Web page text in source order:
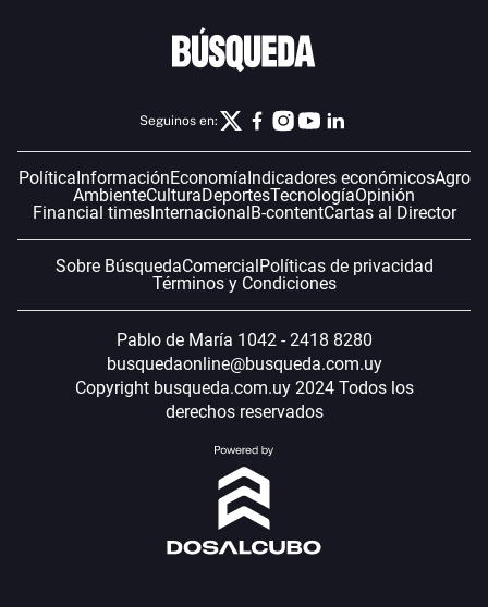
Seguinos en:
PolíticaInformaciónEconomíaIndicadores económicosAgro
AmbienteCulturaDeportesTecnologíaOpinión
Financial timesInternacionalB-contentCartas al Director
Sobre BúsquedaComercialPolíticas de privacidad
Términos y Condiciones
Pablo de María 1042 - 2418 8280
busquedaonline@busqueda.com.uy
Copyright busqueda.com.uy 2024 Todos los
derechos reservados